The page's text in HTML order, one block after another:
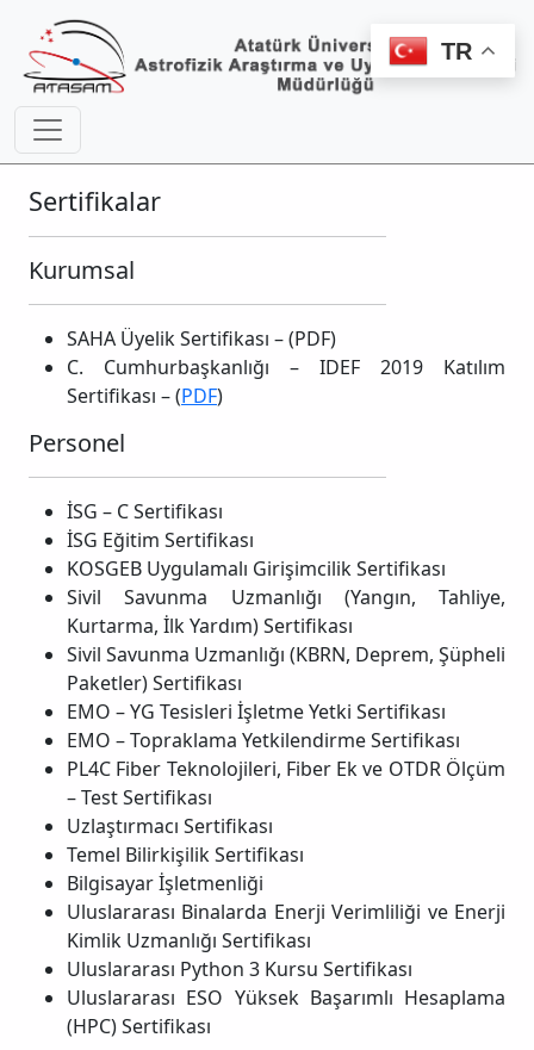
Sertifikalar
Kurumsal
SAHA Üyelik Sertifikası – (PDF)
C. Cumhurbaşkanlığı – IDEF 2019 Katılım
Sertifikası – (PDF)
Personel
İSG – C Sertifikası
İSG Eğitim Sertifikası
KOSGEB Uygulamalı Girişimcilik Sertifikası
Sivil Savunma Uzmanlığı (Yangın, Tahliye,
Kurtarma, İlk Yardım) Sertifikası
Sivil Savunma Uzmanlığı (KBRN, Deprem, Şüpheli
Paketler) Sertifikası
EMO – YG Tesisleri İşletme Yetki Sertifikası
EMO – Topraklama Yetkilendirme Sertifikası
PL4C Fiber Teknolojileri, Fiber Ek ve OTDR Ölçüm
– Test Sertifikası
Uzlaştırmacı Sertifikası
Temel Bilirkişilik Sertifikası
Bilgisayar İşletmenliği
Uluslararası Binalarda Enerji Verimliliği ve Enerji
Kimlik Uzmanlığı Sertifikası
Uluslararası Python 3 Kursu Sertifikası
Uluslararası ESO Yüksek Başarımlı Hesaplama
(HPC) Sertifikası
TR